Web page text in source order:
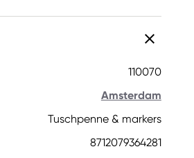
110070
Amsterdam
Tuschpenne & markers
8712079364281